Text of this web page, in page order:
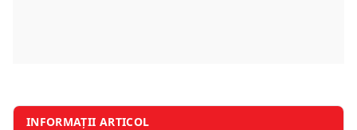
INFORMAȚII ARTICOL